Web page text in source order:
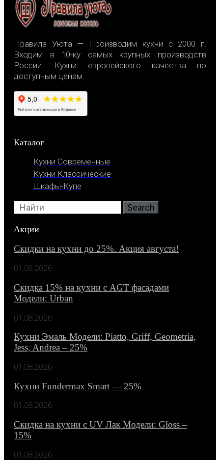
Правила Уюта — Производим кухни с 2000 г.
Входим в 10-ку самых крупных производств
России. Кухни европейского качества по
доступным ценам.
Каталог
Кухни Современные
Кухни Классические
Шкафы-Купе
Search
Акции
Скидки на кухни до 25%. Акция августа!
01.08.2026
Скидка 15% на кухни с AGT фасадами
Модели: Urban
01.08.2026
Кухни Эмаль Модели: Piatto, Griff, Geometria,
Jess, Andrea – 25%
01.08.2026
Кухни Fundermax Smart — 25%
01.08.2026
Скидка на кухни с UV Лак Модели: Gloss –
15%
01.08.2026